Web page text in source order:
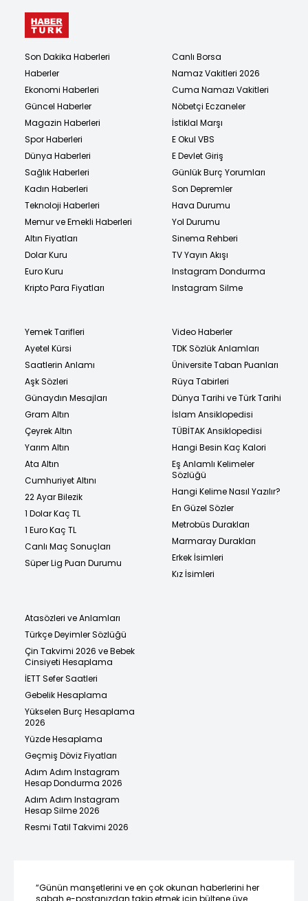
Son Dakika Haberleri
Haberler
Ekonomi Haberleri
Güncel Haberler
Magazin Haberleri
Spor Haberleri
Dünya Haberleri
Sağlık Haberleri
Kadın Haberleri
Teknoloji Haberleri
Memur ve Emekli Haberleri
Altın Fiyatları
Dolar Kuru
Euro Kuru
Kripto Para Fiyatları
Canlı Borsa
Namaz Vakitleri 2026
Cuma Namazı Vakitleri
Nöbetçi Eczaneler
İstiklal Marşı
E Okul VBS
E Devlet Giriş
Günlük Burç Yorumları
Son Depremler
Hava Durumu
Yol Durumu
Sinema Rehberi
TV Yayın Akışı
Instagram Dondurma
Instagram Silme
Yemek Tarifleri
Ayetel Kürsi
Saatlerin Anlamı
Aşk Sözleri
Günaydın Mesajları
Gram Altın
Çeyrek Altın
Yarım Altın
Ata Altın
Cumhuriyet Altını
22 Ayar Bilezik
1 Dolar Kaç TL
1 Euro Kaç TL
Canlı Maç Sonuçları
Süper Lig Puan Durumu
Video Haberler
TDK Sözlük Anlamları
Üniversite Taban Puanları
Rüya Tabirleri
Dünya Tarihi ve Türk Tarihi
İslam Ansiklopedisi
TÜBİTAK Ansiklopedisi
Hangi Besin Kaç Kalori
Eş Anlamlı Kelimeler
Sözlüğü
Hangi Kelime Nasıl Yazılır?
En Güzel Sözler
Metrobüs Durakları
Marmaray Durakları
Erkek İsimleri
Kız İsimleri
Atasözleri ve Anlamları
Türkçe Deyimler Sözlüğü
Çin Takvimi 2026 ve Bebek
Cinsiyeti Hesaplama
İETT Sefer Saatleri
Gebelik Hesaplama
Yükselen Burç Hesaplama
2026
Yüzde Hesaplama
Geçmiş Döviz Fiyatları
Adım Adım Instagram
Hesap Dondurma 2026
Adım Adım Instagram
Hesap Silme 2026
Resmi Tatil Takvimi 2026
“Günün manşetlerini ve en çok okunan haberlerini her
sabah e-postanızdan takip etmek için bültene üye